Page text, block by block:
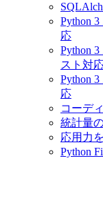
Python
応
Python
スト対
Python
応
コーデ
統計量
応用力
Python